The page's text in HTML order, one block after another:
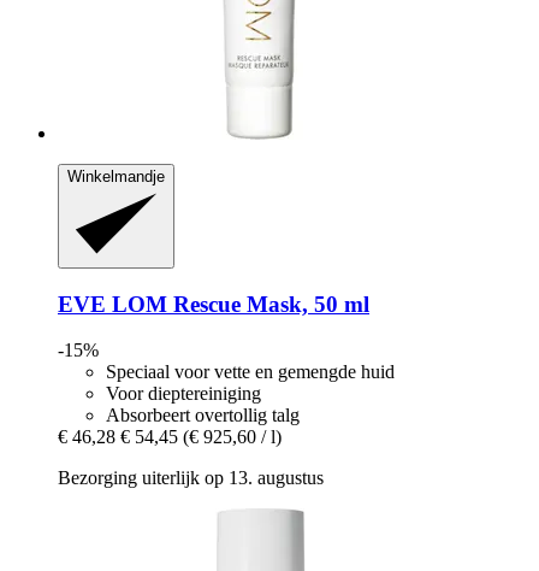
Winkelmandje
EVE LOM Rescue Mask, 50 ml
-15%
Speciaal voor vette en gemengde huid
Voor dieptereiniging
Absorbeert overtollig talg
€ 46,28 € 54,45 (€ 925,60 / l)
Bezorging uiterlijk op 13. augustus